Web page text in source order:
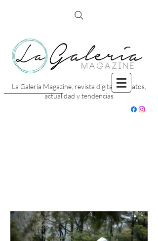
La Galería Magazine, revista digital con datos,
actualidad y tendencias